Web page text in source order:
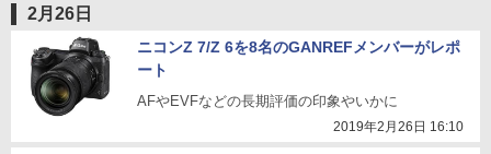
2月26日
ニコンZ 7/Z 6を8名のGANREFメンバーがレポ
ート
AFやEVFなどの長期評価の印象やいかに
2019年2月26日 16:10